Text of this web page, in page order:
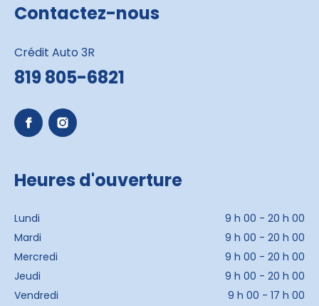
Contactez-nous
Crédit Auto 3R
819 805-6821
Heures d'ouverture
Lundi
9 h 00 - 20 h 00
Mardi
9 h 00 - 20 h 00
Mercredi
9 h 00 - 20 h 00
Jeudi
9 h 00 - 20 h 00
Vendredi
9 h 00 - 17 h 00